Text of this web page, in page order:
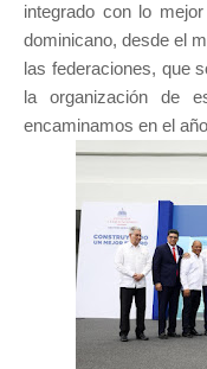
integrado con lo
dominicano, desde el
las federaciones, que
la organización de
encaminamos en el